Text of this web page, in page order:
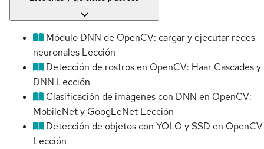
Módulo DNN de OpenCV: cargar y ejecutar redes
neuronales Lección
Detección de rostros en OpenCV: Haar Cascades y
DNN Lección
Clasificación de imágenes con DNN en OpenCV:
MobileNet y GoogLeNet Lección
Detección de objetos con YOLO y SSD en OpenCV
Lección